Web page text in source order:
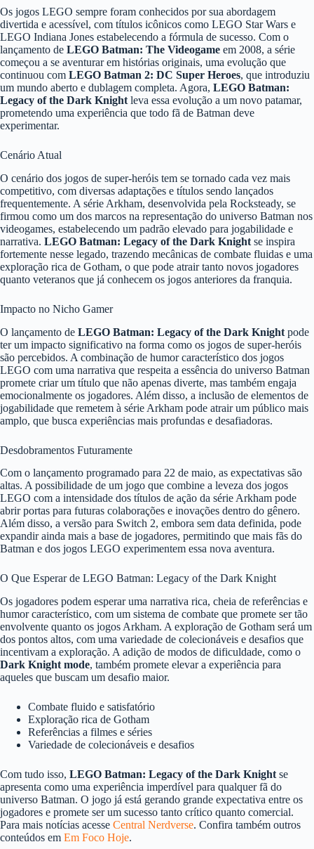
Os jogos LEGO sempre foram conhecidos por sua abordagem
divertida e acessível, com títulos icônicos como LEGO Star Wars e
LEGO Indiana Jones estabelecendo a fórmula de sucesso. Com o
lançamento de LEGO Batman: The Videogame em 2008, a série
começou a se aventurar em histórias originais, uma evolução que
continuou com LEGO Batman 2: DC Super Heroes, que introduziu
um mundo aberto e dublagem completa. Agora, LEGO Batman:
Legacy of the Dark Knight leva essa evolução a um novo patamar,
prometendo uma experiência que todo fã de Batman deve
experimentar.
Cenário Atual
O cenário dos jogos de super-heróis tem se tornado cada vez mais
competitivo, com diversas adaptações e títulos sendo lançados
frequentemente. A série Arkham, desenvolvida pela Rocksteady, se
firmou como um dos marcos na representação do universo Batman nos
videogames, estabelecendo um padrão elevado para jogabilidade e
narrativa. LEGO Batman: Legacy of the Dark Knight se inspira
fortemente nesse legado, trazendo mecânicas de combate fluidas e uma
exploração rica de Gotham, o que pode atrair tanto novos jogadores
quanto veteranos que já conhecem os jogos anteriores da franquia.
Impacto no Nicho Gamer
O lançamento de LEGO Batman: Legacy of the Dark Knight pode
ter um impacto significativo na forma como os jogos de super-heróis
são percebidos. A combinação de humor característico dos jogos
LEGO com uma narrativa que respeita a essência do universo Batman
promete criar um título que não apenas diverte, mas também engaja
emocionalmente os jogadores. Além disso, a inclusão de elementos de
jogabilidade que remetem à série Arkham pode atrair um público mais
amplo, que busca experiências mais profundas e desafiadoras.
Desdobramentos Futuramente
Com o lançamento programado para 22 de maio, as expectativas são
altas. A possibilidade de um jogo que combine a leveza dos jogos
LEGO com a intensidade dos títulos de ação da série Arkham pode
abrir portas para futuras colaborações e inovações dentro do gênero.
Além disso, a versão para Switch 2, embora sem data definida, pode
expandir ainda mais a base de jogadores, permitindo que mais fãs do
Batman e dos jogos LEGO experimentem essa nova aventura.
O Que Esperar de LEGO Batman: Legacy of the Dark Knight
Os jogadores podem esperar uma narrativa rica, cheia de referências e
humor característico, com um sistema de combate que promete ser tão
envolvente quanto os jogos Arkham. A exploração de Gotham será um
dos pontos altos, com uma variedade de colecionáveis e desafios que
incentivam a exploração. A adição de modos de dificuldade, como o
Dark Knight mode, também promete elevar a experiência para
aqueles que buscam um desafio maior.
Combate fluido e satisfatório
Exploração rica de Gotham
Referências a filmes e séries
Variedade de colecionáveis e desafios
Com tudo isso, LEGO Batman: Legacy of the Dark Knight se
apresenta como uma experiência imperdível para qualquer fã do
universo Batman. O jogo já está gerando grande expectativa entre os
jogadores e promete ser um sucesso tanto crítico quanto comercial.
Para mais notícias acesse Central Nerdverse. Confira também outros
conteúdos em Em Foco Hoje.